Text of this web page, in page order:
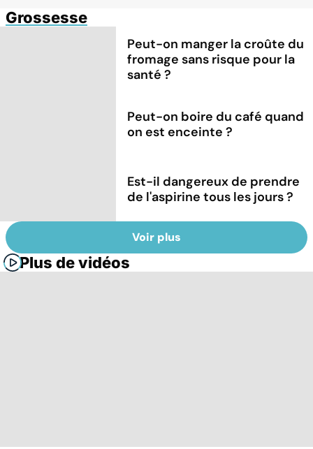
Grossesse
Peut-on manger la croûte du
fromage sans risque pour la
santé ?
Peut-on boire du café quand
on est enceinte ?
Est-il dangereux de prendre
de l'aspirine tous les jours ?
Voir plus
Plus de vidéos